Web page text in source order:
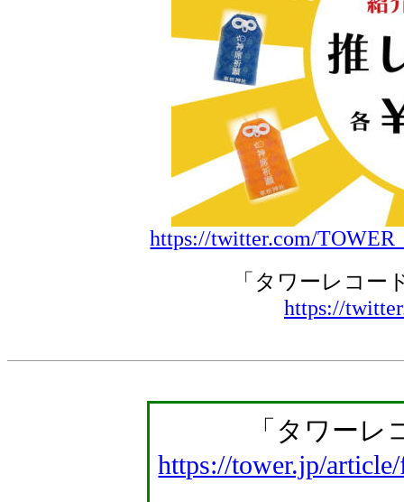
https://twitter.com/
「タワーレコー
https://
「タワー
https://tower.jp/